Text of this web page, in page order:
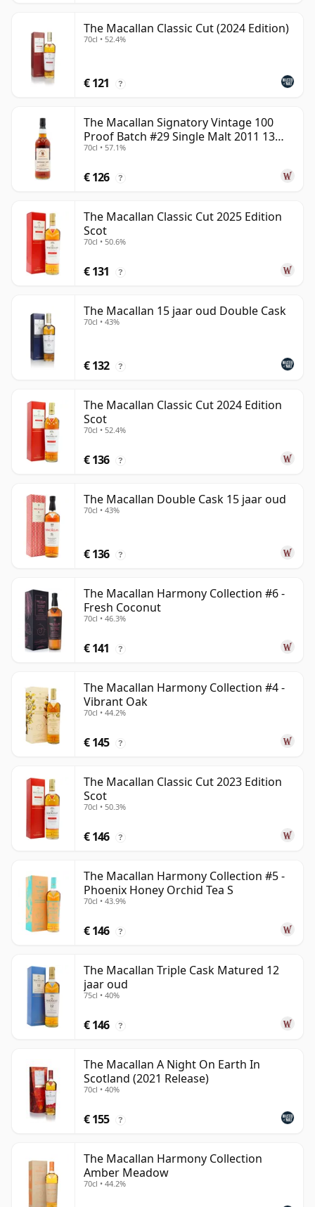
The Macallan Classic Cut (2024 Edition)
70cl • 52.4%
€ 121 ?
The Macallan Signatory Vintage 100
Proof Batch #29 Single Malt 2011 13
jaar oud
70cl • 57.1%
€ 126 ?
The Macallan Classic Cut 2025 Edition
Scot
70cl • 50.6%
€ 131 ?
The Macallan 15 jaar oud Double Cask
70cl • 43%
€ 132 ?
The Macallan Classic Cut 2024 Edition
Scot
70cl • 52.4%
€ 136 ?
The Macallan Double Cask 15 jaar oud
70cl • 43%
€ 136 ?
The Macallan Harmony Collection #6 -
Fresh Coconut
70cl • 46.3%
€ 141 ?
The Macallan Harmony Collection #4 -
Vibrant Oak
70cl • 44.2%
€ 145 ?
The Macallan Classic Cut 2023 Edition
Scot
70cl • 50.3%
€ 146 ?
The Macallan Harmony Collection #5 -
Phoenix Honey Orchid Tea S
70cl • 43.9%
€ 146 ?
The Macallan Triple Cask Matured 12
jaar oud
75cl • 40%
€ 146 ?
The Macallan A Night On Earth In
Scotland (2021 Release)
70cl • 40%
€ 155 ?
The Macallan Harmony Collection
Amber Meadow
70cl • 44.2%